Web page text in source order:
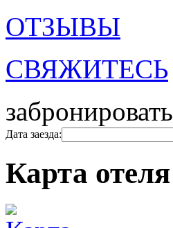
ОТЗЫВЫ
СВЯЖИТЕСЬ
забронировать
Дата заезда:
Карта отеля